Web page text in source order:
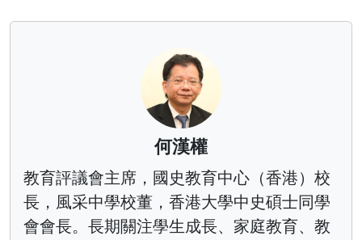
何漢權
教育評議會主席，國史教育中心（香港）校
長，風采中學校董，香港大學中史碩士同學
會會長。長期關注學生成長、家庭教育、教